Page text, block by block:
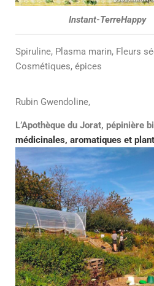
Instant-TerreHappy
Spiruline, Plasma marin, Fleurs
Cosmétiques, épices
Rubin Gwendoline,
L’Apothèque du Jorat, pépinière
médicinales, aromatiques et